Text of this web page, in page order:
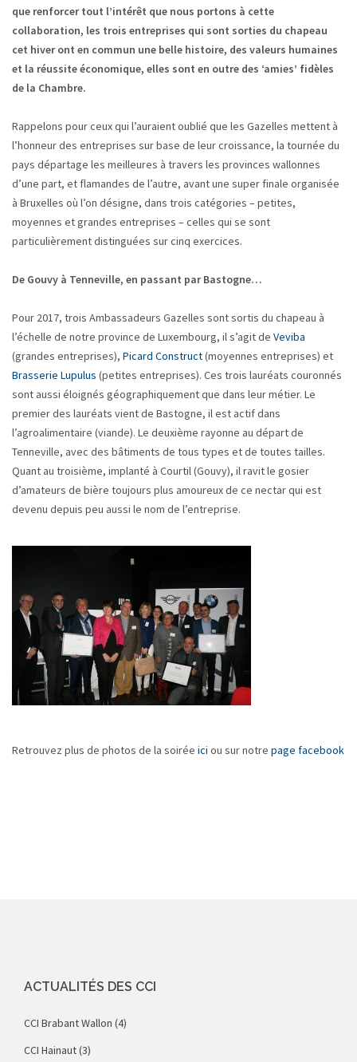
que renforcer tout l’intérêt que nous portons à cette
collaboration, les trois entreprises qui sont sorties du chapeau
cet hiver ont en commun une belle histoire, des valeurs humaines
et la réussite économique, elles sont en outre des ‘amies’ fidèles
de la Chambre.
Rappelons pour ceux qui l’auraient oublié que les Gazelles mettent à
l’honneur des entreprises sur base de leur croissance, la tournée du
pays départage les meilleures à travers les provinces wallonnes
d’une part, et flamandes de l’autre, avant une super finale organisée
à Bruxelles où l’on désigne, dans trois catégories – petites,
moyennes et grandes entreprises – celles qui se sont
particulièrement distinguées sur cinq exercices.
De Gouvy à Tenneville, en passant par Bastogne…
Pour 2017, trois Ambassadeurs Gazelles sont sortis du chapeau à
l’échelle de notre province de Luxembourg, il s’agit de Veviba
(grandes entreprises), Picard Construct(moyennes entreprises) et
Brasserie Lupulus (petites entreprises). Ces trois lauréats couronnés
sont aussi éloignés géographiquement que dans leur métier. Le
premier des lauréats vient de Bastogne, il est actif dans
l’agroalimentaire (viande). Le deuxième rayonne au départ de
Tenneville, avec des bâtiments de tous types et de toutes tailles.
Quant au troisième, implanté à Courtil (Gouvy), il ravit le gosier
d’amateurs de bière toujours plus amoureux de ce nectar qui est
devenu depuis peu aussi le nom de l’entreprise.
Retrouvez plus de photos de la soirée ici ou sur notre page facebook
ACTUALITÉS DES CCI
CCI Brabant Wallon (4)
CCI Hainaut(3)